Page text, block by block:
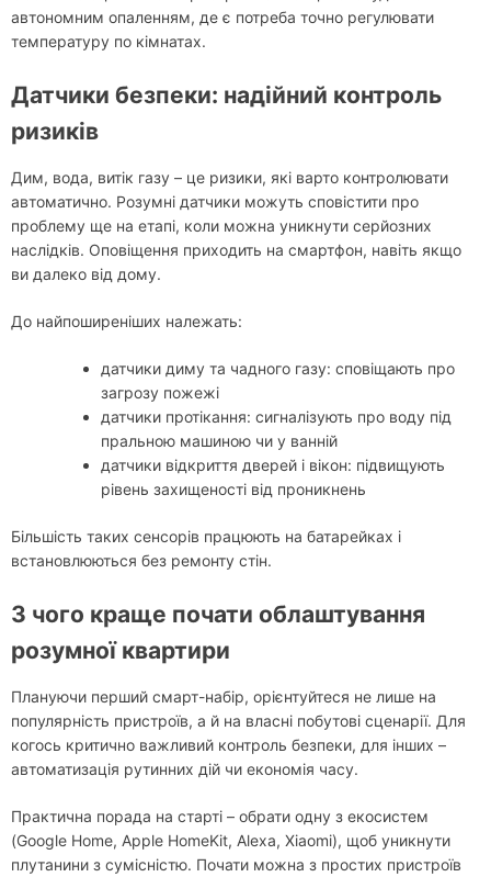
автономним опаленням, де є потреба точно регулювати
температуру по кімнатах.
Датчики безпеки: надійний контроль
ризиків
Дим, вода, витік газу – це ризики, які варто контролювати
автоматично. Розумні датчики можуть сповістити про
проблему ще на етапі, коли можна уникнути серйозних
наслідків. Оповіщення приходить на смартфон, навіть якщо
ви далеко від дому.
До найпоширеніших належать:
датчики диму та чадного газу: сповіщають про
загрозу пожежі
датчики протікання: сигналізують про воду під
пральною машиною чи у ванній
датчики відкриття дверей і вікон: підвищують
рівень захищеності від проникнень
Більшість таких сенсорів працюють на батарейках і
встановлюються без ремонту стін.
З чого краще почати облаштування
розумної квартири
Плануючи перший смарт-набір, орієнтуйтеся не лише на
популярність пристроїв, а й на власні побутові сценарії. Для
когось критично важливий контроль безпеки, для інших –
автоматизація рутинних дій чи економія часу.
Практична порада на старті – обрати одну з екосистем
(Google Home, Apple HomeKit, Alexa, Xiaomi), щоб уникнути
плутанини з сумісністю. Почати можна з простих пристроїв